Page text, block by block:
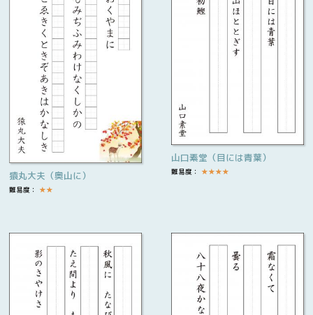
猿丸大夫（奥山に）
難易度： ★★
山口素堂（目には青葉）
難易度： ★★★★